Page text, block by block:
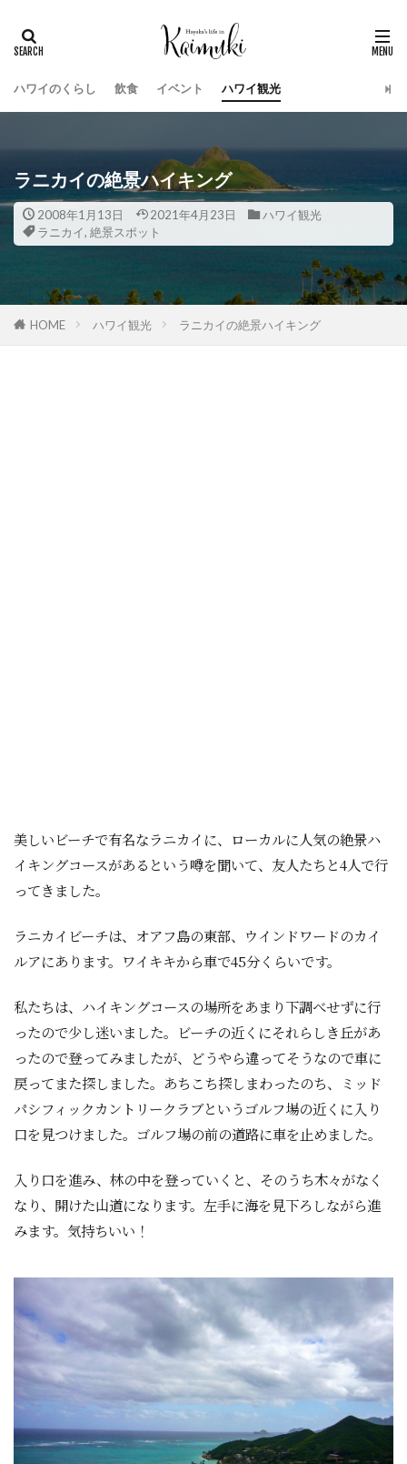
ハワイのくらし 飲食 イベント ハワイ観光
ラニカイの絶景ハイキング
2008年1月13日 2021年4月23日
ハワイ観光
ラニカイ, 絶景スポット
HOME ハワイ観光 ラニカイの絶景ハイキング
美しいビーチで有名なラニカイに、ローカルに人気の絶景ハ
イキングコースがあるという噂を聞いて、友人たちと4人で行
ってきました。
ラニカイビーチは、オアフ島の東部、ウインドワードのカイ
ルアにあります。ワイキキから車で45分くらいです。
私たちは、ハイキングコースの場所をあまり下調べせずに行
ったので少し迷いました。ビーチの近くにそれらしき丘があ
ったので登ってみましたが、どうやら違ってそうなので車に
戻ってまた探しました。あちこち探しまわったのち、ミッド
パシフィックカントリークラブというゴルフ場の近くに入り
口を見つけました。ゴルフ場の前の道路に車を止めました。
入り口を進み、林の中を登っていくと、そのうち木々がなく
なり、開けた山道になります。左手に海を見下ろしながら進
みます。気持ちいい！